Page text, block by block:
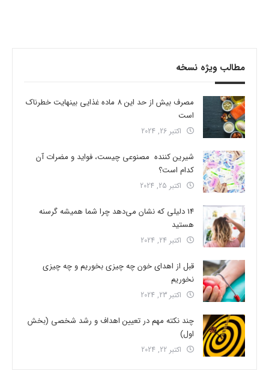
مطالب ویژه نسخه
مصرف بیش از حد این 8 ماده غذایی بینهایت خطرناک
است
اکتبر 26, 2024
شیرین کننده مصنوعی چیست، فواید و مضرات آن
کدام است؟
اکتبر 25, 2024
14 دلیلی که نشان می‌دهد چرا شما همیشه گرسنه
هستید
اکتبر 24, 2024
قبل از اهدای خون چه چیزی بخوریم و چه چیزی
نخوریم
اکتبر 23, 2024
چند نکته مهم در تعیین اهداف و رشد شخصی (بخش
اول)
اکتبر 22, 2024